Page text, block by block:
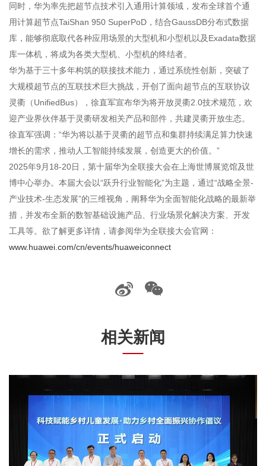
同时，华为率先把超节点技术引入通用计算领域，发布全球首个通
用计算超节点TaiShan 950 SuperPoD，结合GaussDB分布式数据
库，能够彻底取代各种应用场景的大型机和小型机以及Exadata数据
库一体机，将成为各类大型机、小型机的终结者。
华为基于三十多年构筑的联接技术能力，通过系统性创新，突破了
大规模超节点的互联技术巨大挑战，开创了面向超节点的互联协议
灵衢（UnifiedBus），徐直军宣布华为将开放灵衢2.0技术规范，欢
迎产业界伙伴基于灵衢研发相关产品和部件，共建灵衢开放生态。
徐直军强调：“华为将以基于灵衢的超节点和集群持续满足算力快速
增长的需求，推动人工智能持续发展，创造更大的价值。”
2025年9月18-20日，第十届华为全联接大会在上海世博展览馆及世
博中心举办。本届大会以“跃升行业智能化”为主题，通过“战略全景-
产业技术-生态发展”的三维视角，阐释华为全面智能化战略的最新举
措，并发布全新的数智基础设施产品、行业场景化解决方案、开发
工具等。欲了解更多详情，请参阅华为全联接大会官网：
www.huawei.com/cn/events/huaweiconnect
相关新闻